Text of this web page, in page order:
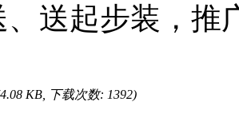
送起步装，推
KB, 下载次数: 1392)